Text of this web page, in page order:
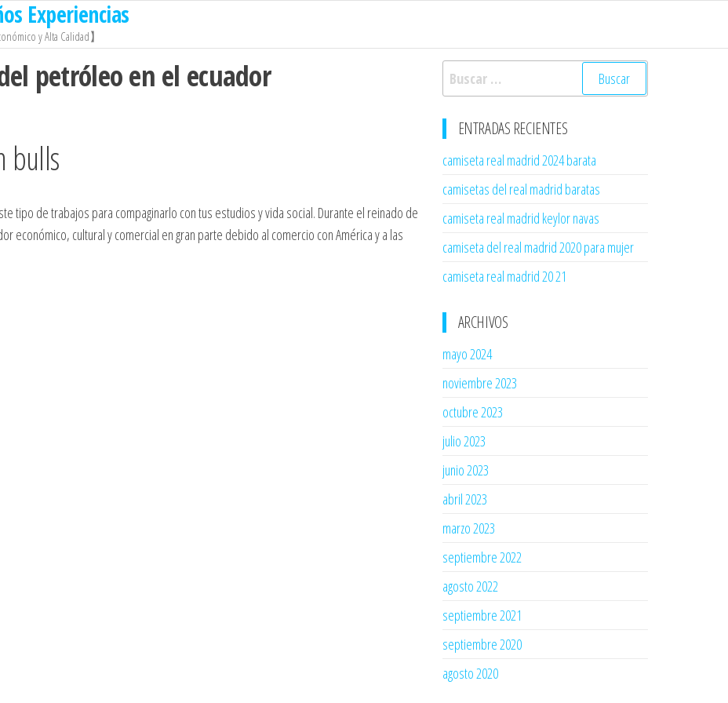
Experiencias
y Alta Calidad】
petróleo en el ecuador
bulls
tipo de trabajos para compaginarlo con tus estudios y vida social. Durante el reinado de
económico, cultural y comercial en gran parte debido al comercio con América y a las
Buscar:
ENTRADAS RECIENTES
camiseta real madrid 2024 barata
camisetas del real madrid baratas
camiseta real madrid keylor navas
camiseta del real madrid 2020 para mujer
camiseta real madrid 20 21
ARCHIVOS
mayo 2024
noviembre 2023
octubre 2023
julio 2023
junio 2023
abril 2023
marzo 2023
septiembre 2022
agosto 2022
septiembre 2021
septiembre 2020
agosto 2020